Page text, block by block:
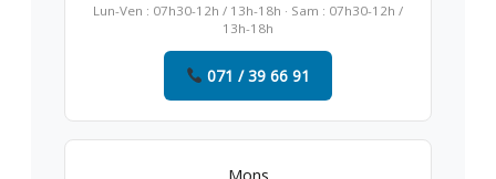
Lun-Ven : 07h30-12h / 13h-18h · Sam : 07h30-12h /
13h-18h
071 / 39 66 91
Mons